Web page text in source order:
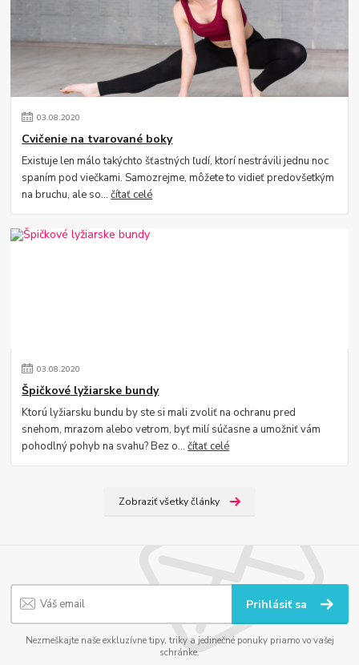
03.08.2020
Cvičenie na tvarované boky
Existuje len málo takýchto šťastných ľudí, ktorí nestrávili jednu noc
spaním pod viečkami. Samozrejme, môžete to vidieť predovšetkým
na bruchu, ale so...čítať celé
03.08.2020
Špičkové lyžiarske bundy
Ktorú lyžiarsku bundu by ste si mali zvoliť na ochranu pred
snehom, mrazom alebo vetrom, byť milí súčasne a umožniť vám
pohodlný pohyb na svahu? Bez o...čítať celé
Zobraziť všetky články
Prihlásiť sa
Nezmeškajte naše exkluzívne tipy, triky a jedinečné ponuky priamo vo vašej
schránke.